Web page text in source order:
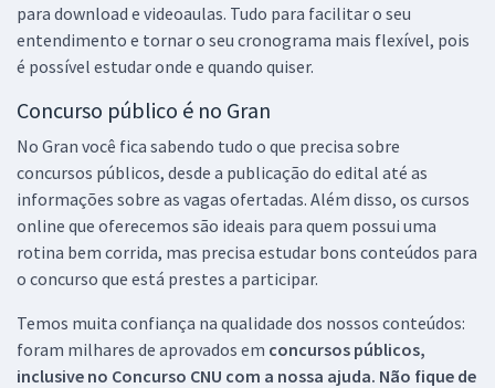
para download e videoaulas. Tudo para facilitar o seu
entendimento e tornar o seu cronograma mais flexível, pois
é possível estudar onde e quando quiser.
Concurso público é no Gran
No Gran você fica sabendo tudo o que precisa sobre
concursos públicos, desde a publicação do edital até as
informações sobre as vagas ofertadas. Além disso, os cursos
online que oferecemos são ideais para quem possui uma
rotina bem corrida, mas precisa estudar bons conteúdos para
o concurso que está prestes a participar.
Temos muita confiança na qualidade dos nossos conteúdos:
foram milhares de aprovados em concursos públicos,
inclusive no Concurso CNU com a nossa ajuda. Não fique de